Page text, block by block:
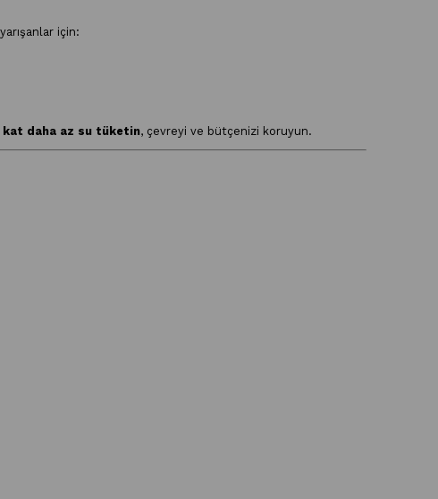
için:
kat daha az su tüketin, çevreyi ve bütçenizi koruyun.